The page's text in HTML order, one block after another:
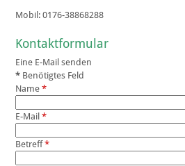
Mobil: 0176-38868288
Kontaktformular
Eine E-Mail senden
* Benötigtes Feld
Name *
E-Mail *
Betreff*